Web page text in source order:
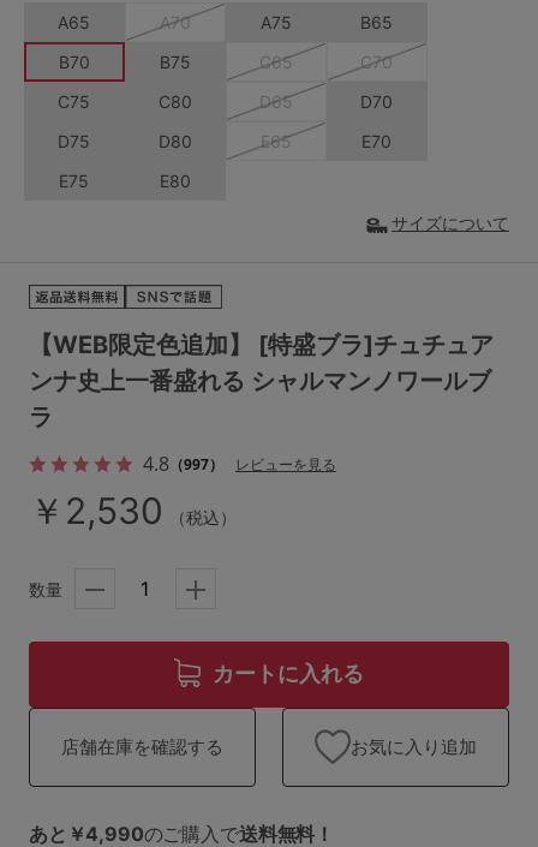
L-AB L-CD
LL-EF
セールアイテム
その他から探す
お気に入り
WEB限定アイテム
【WEB限定色追加】 [特盛ブラ]チュチュア
ンナ史上一番盛れる シャルマンノワールブ
ラ
4.8（997） レビューを見る
￥2,530 （税込）
A65 A70 A75
B65
B70
B75 C65
C70
C75
C80 D65
D70
D75
D80 E65
E70
E75
E80
サイズについて
数量
カートに入れる
店舗在庫を確認する お気に入り追加
あと￥4,990のご購入で送料無料！